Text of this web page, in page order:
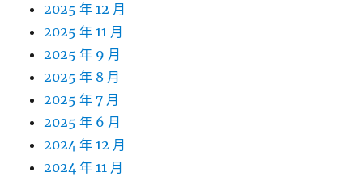
2025 年 12 月
2025 年 11 月
2025 年 9 月
2025 年 8 月
2025 年 7 月
2025 年 6 月
2024 年 12 月
2024 年 11 月